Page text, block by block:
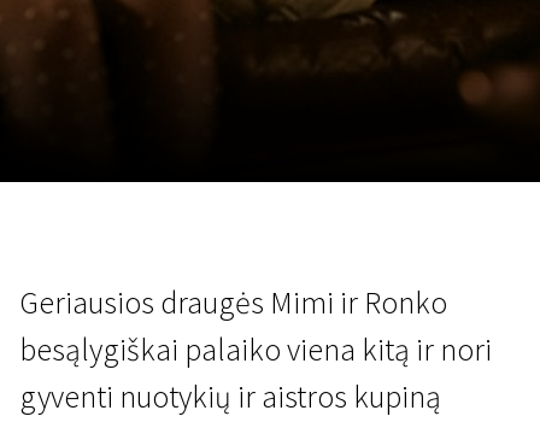
Geriausios draugės Mimi ir Ronko
besąlygiškai palaiko viena kitą ir nori
gyventi nuotykių ir aistros kupiną